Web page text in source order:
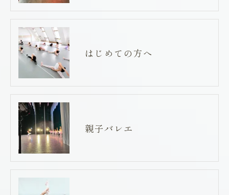
はじめての方へ
親子バレエ